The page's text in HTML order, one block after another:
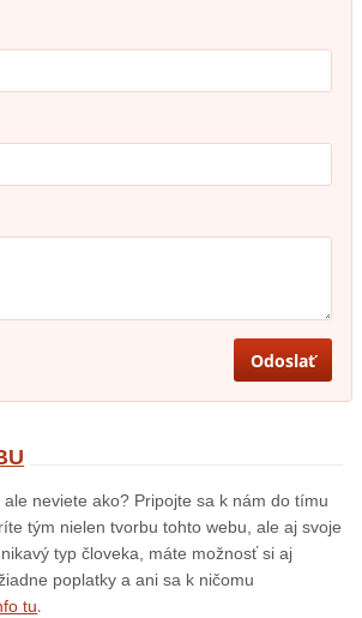
neviete ako? Pripojte sa k nám do tímu
tým nielen tvorbu tohto webu, ale aj svoje
typ človeka, máte možnosť si aj
poplatky a ani sa k ničomu
tu.